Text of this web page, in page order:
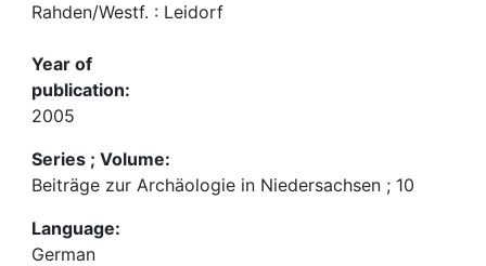
Rahden/Westf. : Leidorf
Year of
publication:
2005
Series ; Volume:
Beiträge zur Archäologie in Niedersachsen ; 10
Language:
German